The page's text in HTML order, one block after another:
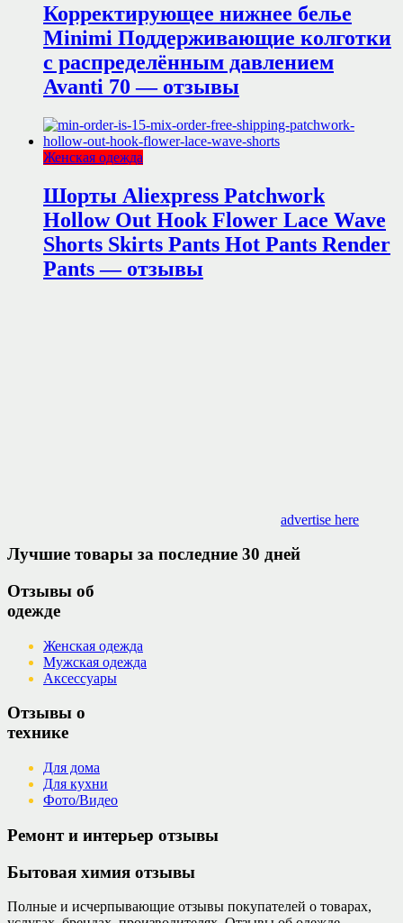
Корректирующее нижнее белье
Minimi Поддерживающие колготки
с распределённым давлением
Avanti 70 — отзывы
Женская одежда
Шорты Aliexpress Patchwork
Hollow Out Hook Flower Lace Wave
Shorts Skirts Pants Hot Pants Render
Pants — отзывы
advertise here
Лучшие товары за последние 30 дней
Отзывы об
одежде
Женская одежда
Мужская одежда
Аксессуары
Отзывы о
технике
Для дома
Для кухни
Фото/Видео
Ремонт и интерьер отзывы
Бытовая химия отзывы
Полные и исчерпывающие отзывы покупателей о товарах,